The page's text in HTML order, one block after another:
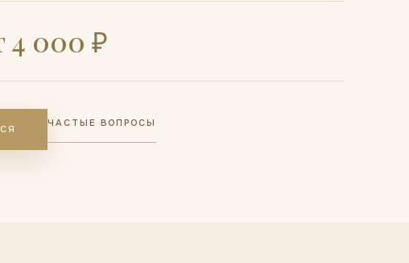
4 000 ₽
ЧАСТЫЕ ВОПРОСЫ